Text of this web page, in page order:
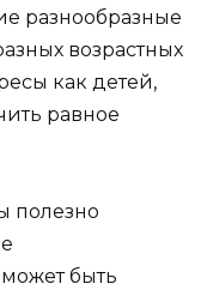
разнообразные
возрастных
как детей,
равное
полезно
быть